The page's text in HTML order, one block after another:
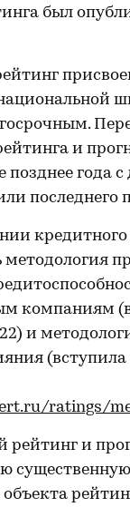
был
и
позднее года
последнего
кредитного
компаниям
и
(вступила
ratings/
рейтинг и